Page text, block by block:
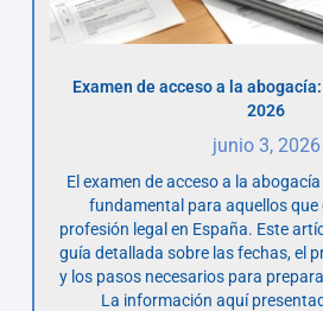
Examen de acceso a la
2026
junio 3, 2026
El examen de acceso a la
fundamental para aquellos que
profesión legal en España. Este
guía detallada sobre las fechas, el
y los pasos necesarios para
La información aquí